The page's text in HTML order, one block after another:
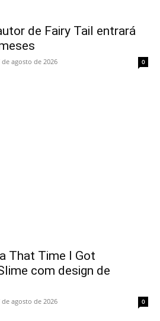
de Fairy Tail entrará
de agosto de 2026 0
That Time I Got
com design de
de agosto de 2026 0